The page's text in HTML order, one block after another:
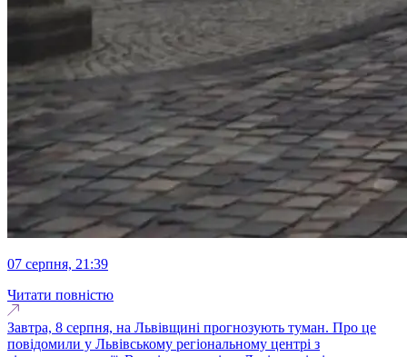
07 серпня, 21:39
Читати повністю
Завтра, 8 серпня, на Львівщині прогнозують туман. Про це
повідомили у Львівському регіональному центрі з